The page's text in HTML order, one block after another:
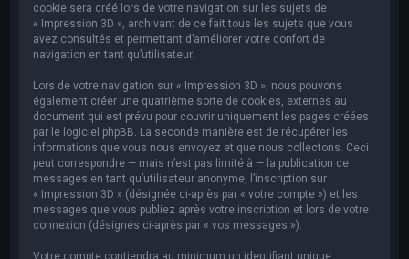
cookie sera créé lors de votre navigation sur les sujets de
« Impression 3D », archivant de ce fait tous les sujets que vous
avez consultés et permettant d’améliorer votre confort de
navigation en tant qu’utilisateur.
Lors de votre navigation sur « Impression 3D », nous pouvons
également créer une quatrième sorte de cookies, externes au
document qui est prévu pour couvrir uniquement les pages créées
par le logiciel phpBB. La seconde manière est de récupérer les
informations que vous nous envoyez et que nous collectons. Ceci
peut correspondre — mais n’est pas limité à — la publication de
messages en tant qu’utilisateur anonyme, l’inscription sur
« Impression 3D » (désignée ci-après par « votre compte ») et les
messages que vous publiez après votre inscription et lors de votre
connexion (désignés ci-après par « vos messages »).
Votre compte contiendra au minimum un identifiant unique